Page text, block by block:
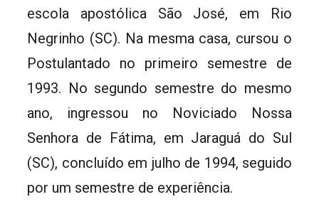
escola apostólica São José, em Rio
Negrinho (SC). Na mesma casa, cursou o
Postulantado no primeiro semestre de
1993. No segundo semestre do mesmo
ano, ingressou no Noviciado Nossa
Senhora de Fátima, em Jaraguá do Sul
(SC), concluído em julho de 1994, seguido
por um semestre de experiência.